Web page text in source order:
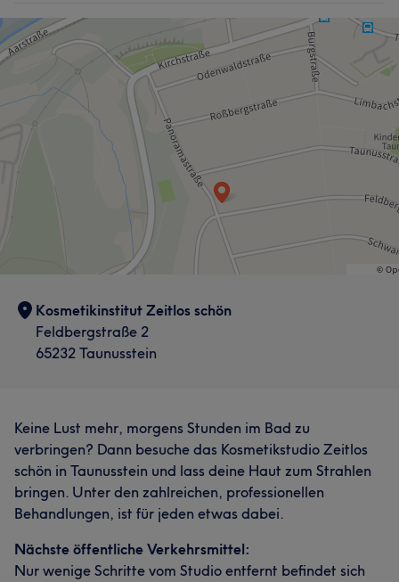
Kosmetikinstitut Zeitlos schön
Feldbergstraße 2
65232 Taunusstein
Keine Lust mehr, morgens Stunden im Bad zu
verbringen? Dann besuche das Kosmetikstudio Zeitlos
schön in Taunusstein und lass deine Haut zum Strahlen
bringen. Unter den zahlreichen, professionellen
Behandlungen, ist für jeden etwas dabei.
Nächste öffentliche Verkehrsmittel:
Nur wenige Schritte vom Studio entfernt befindet sich